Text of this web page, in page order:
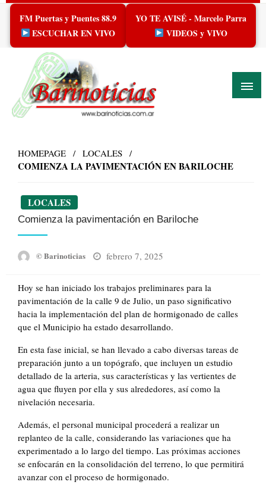
Skip
content
FM Puertas y Puentes 88.9
ESCUCHAR EN VIVO
YO TE AVISÉ - Marcelo Parra
VIDEOS y VIVO
HOMEPAGE LOCALES
COMIENZA LA PAVIMENTACIÓN EN BARILOCHE
LOCALES
Comienza la pavimentación en Bariloche
© Barinoticias
Posted
febrero 7, 2025
Hoy se han iniciado los trabajos preliminares para la
pavimentación de la calle 9 de Julio, un paso significativo
hacia la implementación del plan de hormigonado de calles
que el Municipio ha estado desarrollando.
En esta fase inicial, se han llevado a cabo diversas tareas de
preparación junto a un topógrafo, que incluyen un estudio
detallado de la arteria, sus características y las vertientes de
agua que fluyen por ella y sus alrededores, así como la
nivelación necesaria.
Además, el personal municipal procederá a realizar un
replanteo de la calle, considerando las variaciones que ha
experimentado a lo largo del tiempo. Las próximas acciones
se enfocarán en la consolidación del terreno, lo que permitirá
avanzar con el proceso de hormigonado.